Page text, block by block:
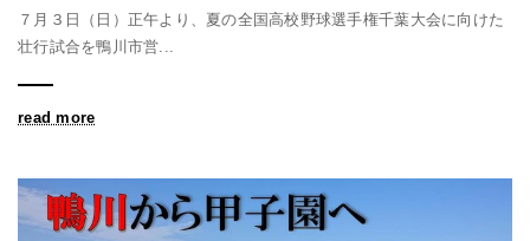
７月３日（日）正午より、夏の全国高校野球選手権千葉大会に向けた
壮行試合を鴨川市営...
read more